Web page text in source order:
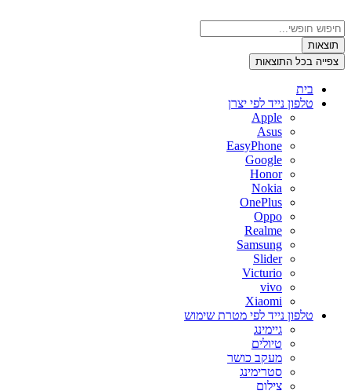
לתוכן
Search
...תוצאות
צפייה בכל התוצאות
בית
טלפון נייד לפי יצרן
Apple
Asus
EasyPhone
Google
Honor
Nokia
OnePlus
Oppo
Realme
Samsung
Slider
Victurio
vivo
Xiaomi
טלפון נייד לפי מטרת שימוש
גיימינג
טיולים
מעקב כושר
סטרימינג
צילום